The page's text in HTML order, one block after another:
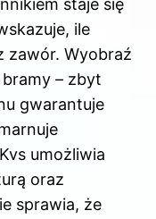
staje się
ile
zawór. Wyobraź
– zbyt
gwarantuje
umożliwia
oraz
sprawia, że